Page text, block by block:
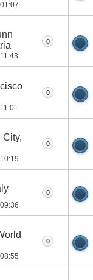
01:07
11:43
0
11:01
0
City,
10:19
0
09:36
0
08:55
0